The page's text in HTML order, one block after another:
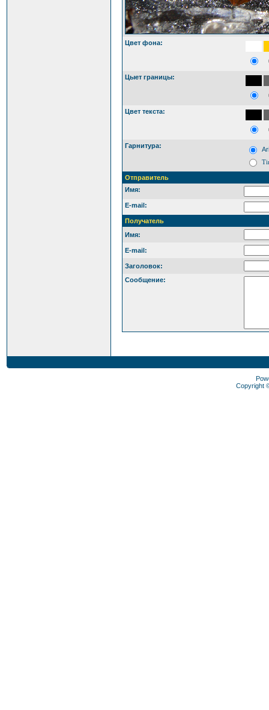
Цвет фона:
Цыет границы:
Цвет текста:
Гарнитура:
Отправитель
Имя:
E-mail:
Получатель
Имя:
E-mail:
Заголовок:
Сообщение:
Copyright